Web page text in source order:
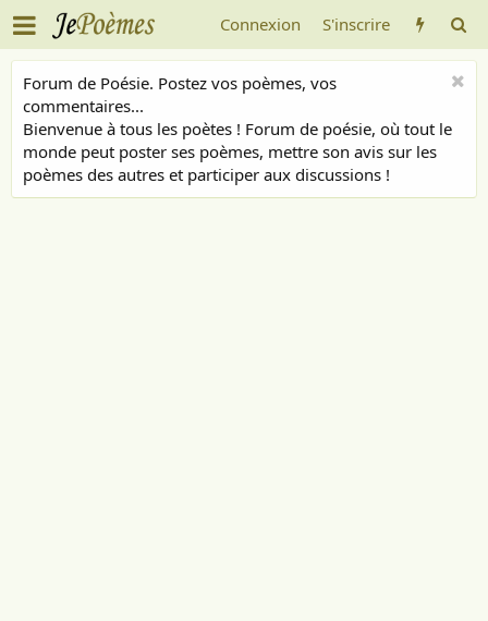
Connexion S'inscrire
Forum de Poésie. Postez vos poèmes, vos
commentaires...
Bienvenue à tous les poètes ! Forum de poésie, où tout le
monde peut poster ses poèmes, mettre son avis sur les
poèmes des autres et participer aux discussions !